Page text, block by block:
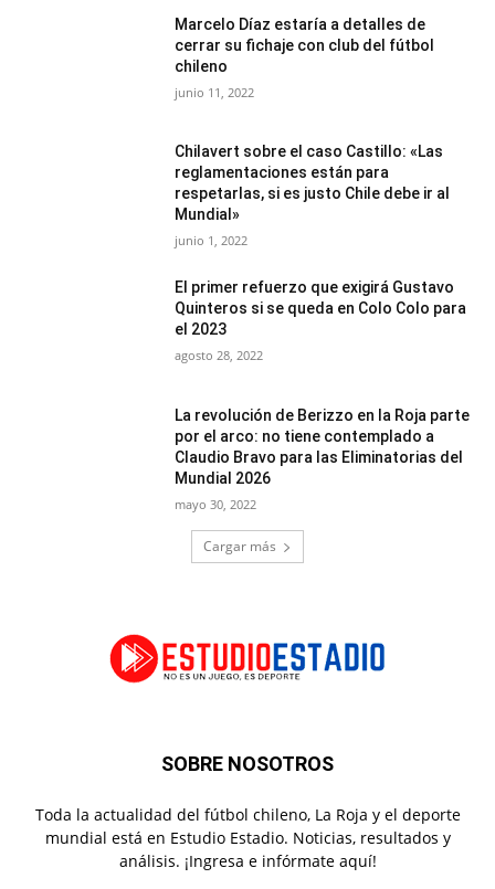
Marcelo Díaz estaría a detalles de
cerrar su fichaje con club del fútbol
chileno
junio 11, 2022
Chilavert sobre el caso Castillo: «Las
reglamentaciones están para
respetarlas, si es justo Chile debe ir al
Mundial»
junio 1, 2022
El primer refuerzo que exigirá Gustavo
Quinteros si se queda en Colo Colo para
el 2023
agosto 28, 2022
La revolución de Berizzo en la Roja parte
por el arco: no tiene contemplado a
Claudio Bravo para las Eliminatorias del
Mundial 2026
mayo 30, 2022
Cargar más
SOBRE NOSOTROS
Toda la actualidad del fútbol chileno, La Roja y el deporte
mundial está en Estudio Estadio. Noticias, resultados y
análisis. ¡Ingresa e infórmate aquí!